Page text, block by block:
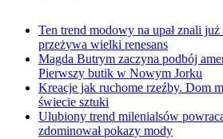
Ten trend modowy na upał znali
przeżywa wielki renesans
Magda Butrym zaczyna podbój
Pierwszy butik w Nowym Jorku
Kreacje jak ruchome rzeźby. Dom
świecie sztuki
Ulubiony trend milenialsów
zdominował pokazy mody